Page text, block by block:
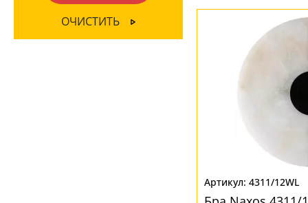
4311/12WL
Матовый(30)
ОЧИСТИТЬ